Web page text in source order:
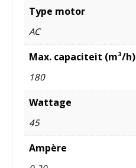
Type motor
AC
Max. capaciteit (m³/h)
180
Wattage
45
Ampère